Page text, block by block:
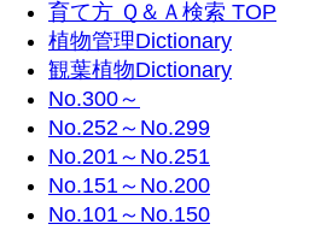
育て方 Ｑ＆Ａ検索 TOP
植物管理Dictionary
観葉植物Dictionary
No.300～
No.252～No.299
No.201～No.251
No.151～No.200
No.101～No.150